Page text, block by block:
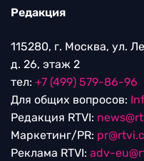
Редакция
115280, г. Москва, ул.
д. 26, этаж 2
тел: +7 (499) 579-86-96
Для общих вопросов:
Редакция RTVI:
Маркетинг/PR:
Реклама RTVI: adv-